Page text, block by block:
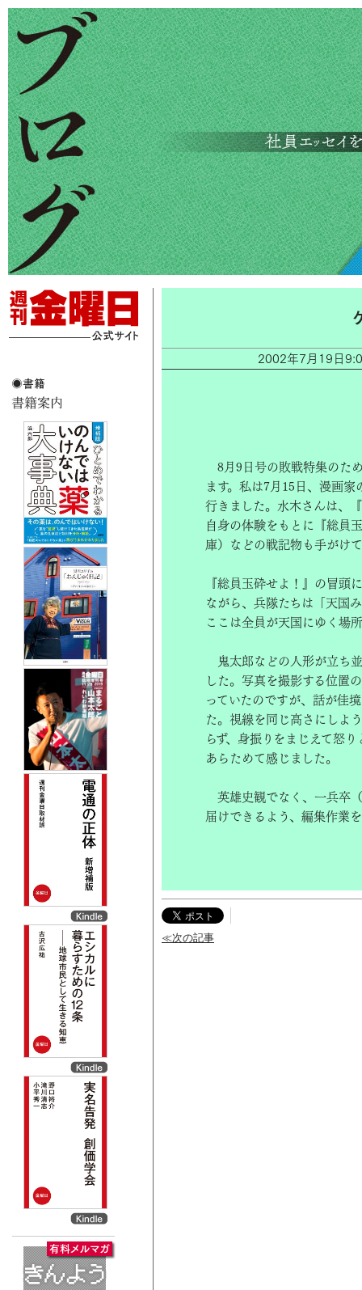
2002年7月19日
8月9日号の敗戦特集のた
ます。私は7月15日、漫画
行きました。水木さんは、
自身の体験をもとに『総員
庫）などの戦記物も手がけ
『総員玉砕せよ！』の冒頭
ながら、兵隊たちは「天国
ここは全員が天国にゆく場
鬼太郎などの人形が立ち
した。写真を撮影する位置
っていたのですが、話が佳
た。視線を同じ高さにしよ
らず、身振りをまじえて怒
あらためて感じました。
英雄史観でなく、一兵卒
届けできるよう、編集作業
≪次の記事